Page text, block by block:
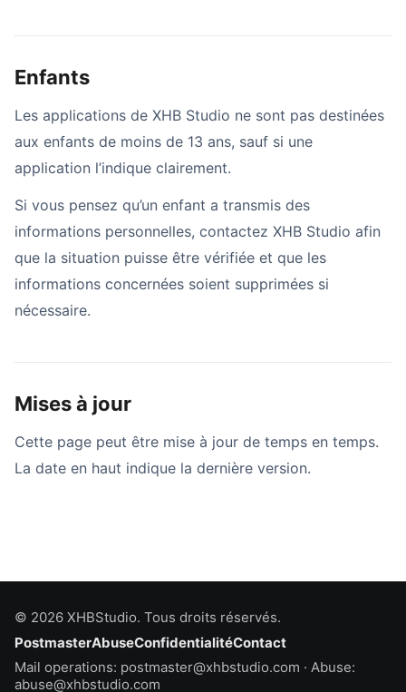
Enfants
Les applications de XHB Studio ne sont pas destinées
aux enfants de moins de 13 ans, sauf si une
application l’indique clairement.
Si vous pensez qu’un enfant a transmis des
informations personnelles, contactez XHB Studio afin
que la situation puisse être vérifiée et que les
informations concernées soient supprimées si
nécessaire.
Mises à jour
Cette page peut être mise à jour de temps en temps.
La date en haut indique la dernière version.
© 2026 XHBStudio. Tous droits réservés.
PostmasterAbuseConfidentialitéContact
Mail operations: postmaster@xhbstudio.com · Abuse:
abuse@xhbstudio.com